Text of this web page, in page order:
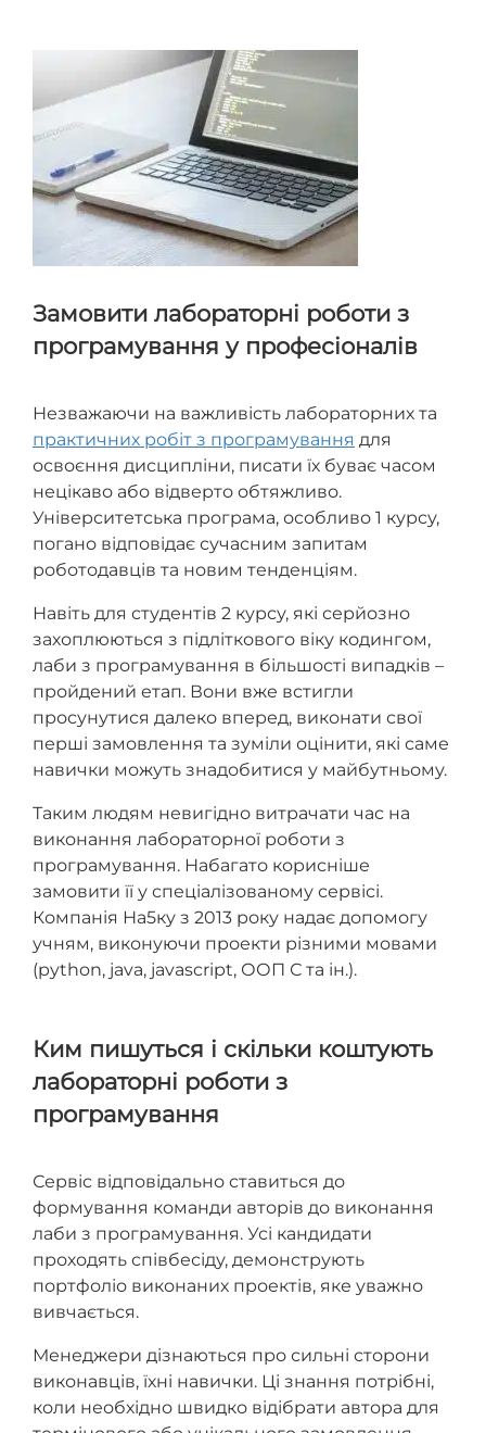
Замовити лабораторні роботи з
програмування у професіоналів
Незважаючи на важливість лабораторних та
практичних робіт з програмування для
освоєння дисципліни, писати їх буває часом
нецікаво або відверто обтяжливо.
Університетська програма, особливо 1 курсу,
погано відповідає сучасним запитам
роботодавців та новим тенденціям.
Навіть для студентів 2 курсу, які серйозно
захоплюються з підліткового віку кодингом,
лаби з програмування в більшості випадків –
пройдений етап. Вони вже встигли
просунутися далеко вперед, виконати свої
перші замовлення та зуміли оцінити, які саме
навички можуть знадобитися у майбутньому.
Таким людям невигідно витрачати час на
виконання лабораторної роботи з
програмування. Набагато корисніше
замовити її у спеціалізованому сервісі.
Компанія На5ку з 2013 року надає допомогу
учням, виконуючи проекти різними мовами
(python, java, javascript, ООП С та ін.).
Ким пишуться і скільки коштують
лабораторні роботи з
програмування
Сервіс відповідально ставиться до
формування команди авторів до виконання
лаби з програмування. Усі кандидати
проходять співбесіду, демонструють
портфоліо виконаних проектів, яке уважно
вивчається.
Менеджери дізнаються про сильні сторони
виконавців, їхні навички. Ці знання потрібні,
коли необхідно швидко відібрати автора для